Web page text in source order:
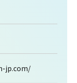
jp.com/